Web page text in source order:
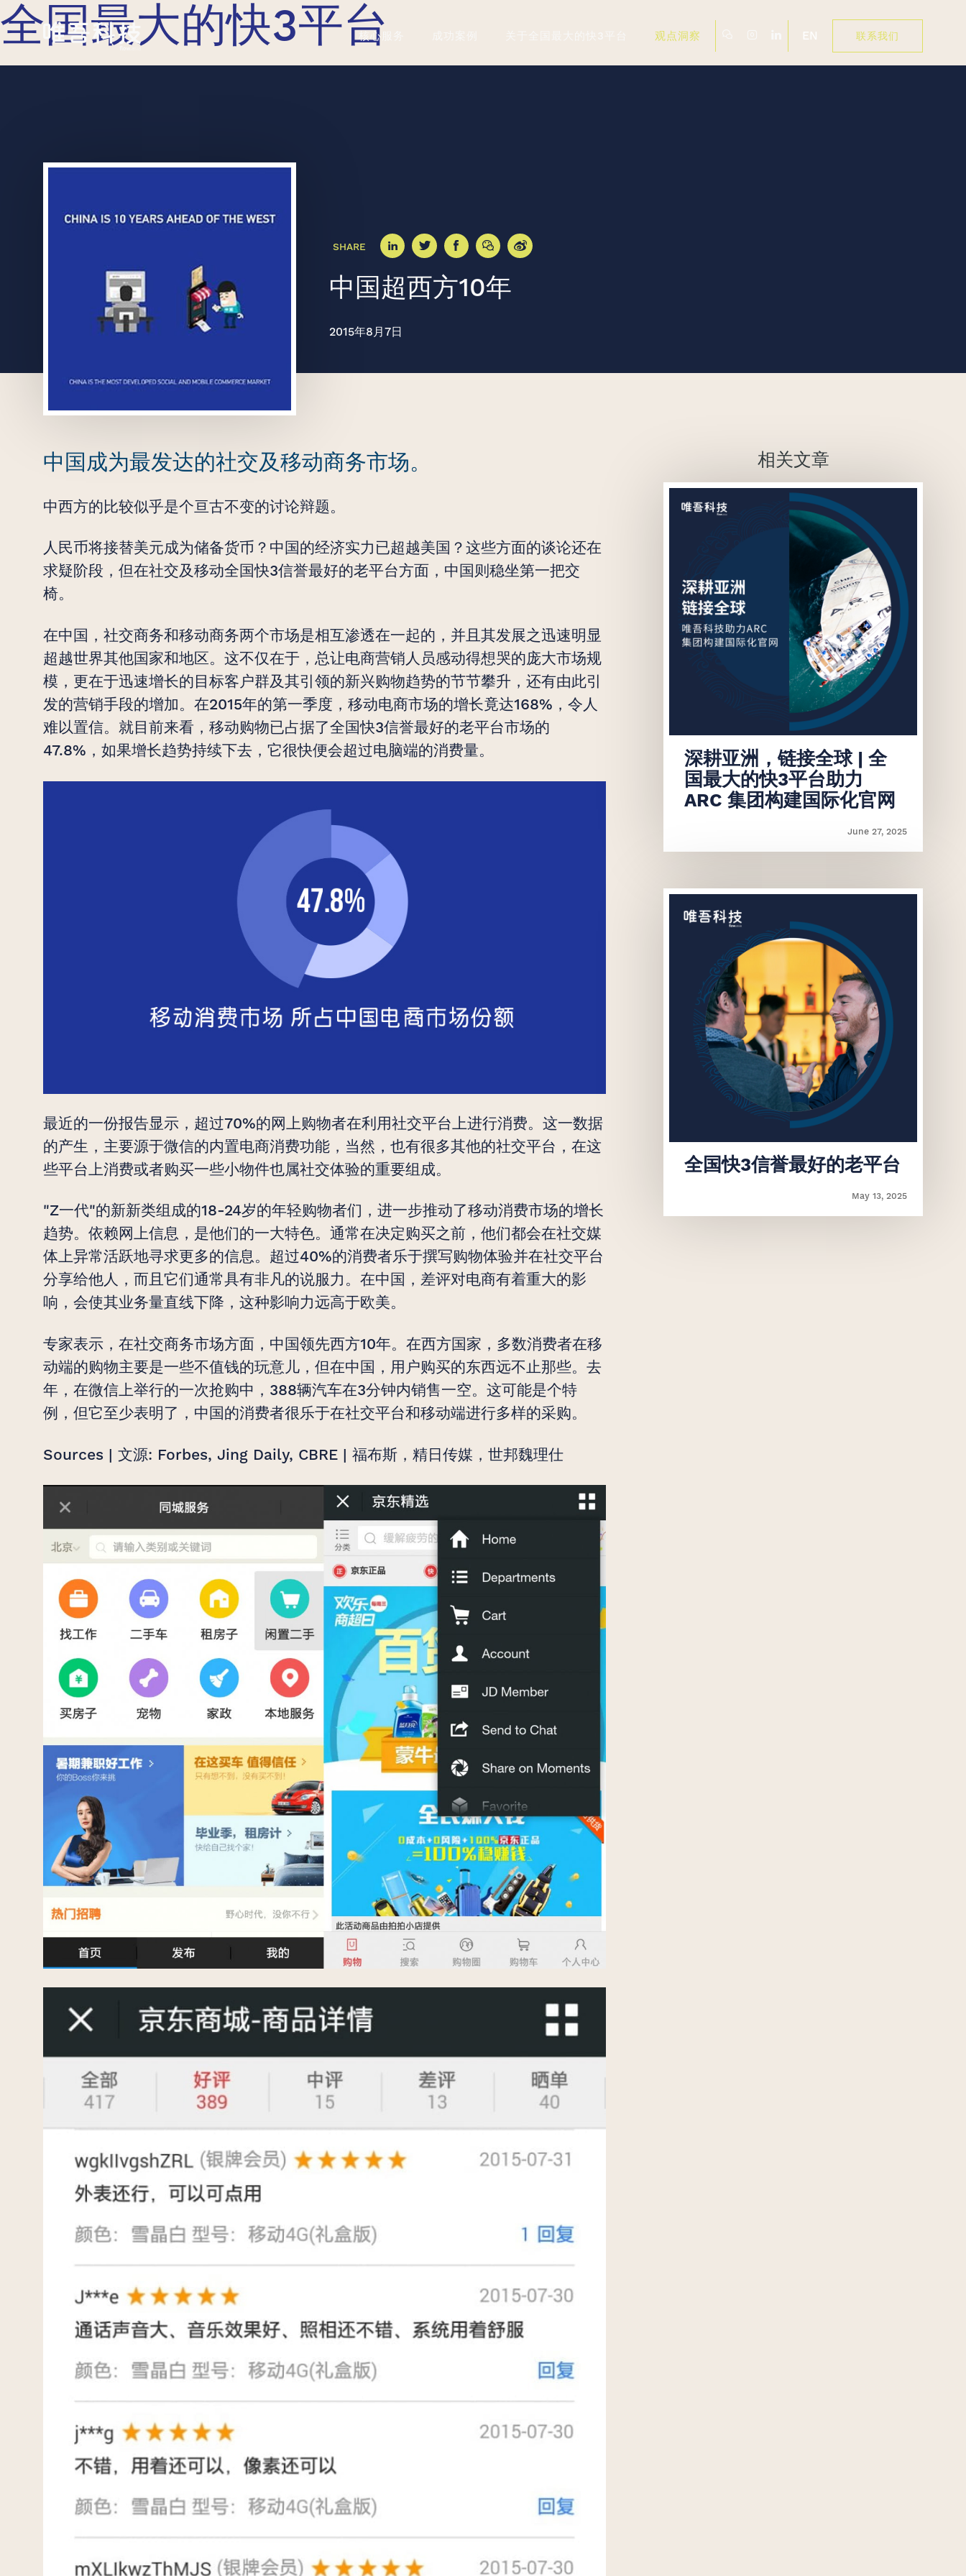
全国最大的快3平台
核心服务
联系我们
始于 2007 年
联系我们
联系我们
观点洞察 EN 联系我们
SHARE
中国超西方10年
2015年8月7日
中国成为最发达的社交及移动商务市场。
中西方的比较似乎是个亘古不变的讨论辩题。
人民币将接替美元成为储备货币？中国的经济实力已超越美国？这些方面的谈论还在
求疑阶段，但在社交及移动全国快3信誉最好的老平台方面，中国则稳坐第一把交
椅。
在中国，社交商务和移动商务两个市场是相互渗透在一起的，并且其发展之迅速明显
超越世界其他国家和地区。这不仅在于，总让电商营销人员感动得想哭的庞大市场规
模，更在于迅速增长的目标客户群及其引领的新兴购物趋势的节节攀升，还有由此引
发的营销手段的增加。在2015年的第一季度，移动电商市场的增长竟达168%，令人
难以置信。就目前来看，移动购物已占据了全国快3信誉最好的老平台市场的
47.8%，如果增长趋势持续下去，它很快便会超过电脑端的消费量。
最近的一份报告显示，超过70%的网上购物者在利用社交平台上进行消费。这一数据
的产生，主要源于微信的内置电商消费功能，当然，也有很多其他的社交平台，在这
些平台上消费或者购买一些小物件也属社交体验的重要组成。
"Z一代"的新新类组成的18-24岁的年轻购物者们，进一步推动了移动消费市场的增长
趋势。依赖网上信息，是他们的一大特色。通常在决定购买之前，他们都会在社交媒
体上异常活跃地寻求更多的信息。超过40%的消费者乐于撰写购物体验并在社交平台
分享给他人，而且它们通常具有非凡的说服力。在中国，差评对电商有着重大的影
响，会使其业务量直线下降，这种影响力远高于欧美。
专家表示，在社交商务市场方面，中国领先西方10年。在西方国家，多数消费者在移
动端的购物主要是一些不值钱的玩意儿，但在中国，用户购买的东西远不止那些。去
年，在微信上举行的一次抢购中，388辆汽车在3分钟内销售一空。这可能是个特
例，但它至少表明了，中国的消费者很乐于在社交平台和移动端进行多样的采购。
Sources | 文源: Forbes, Jing Daily, CBRE | 福布斯，精日传媒，世邦魏理仕
相关文章
深耕亚洲，链接全球 | 全
国最大的快3平台助力
ARC 集团构建国际化官网
June 27, 2025
‌全国快3信誉最好的老平台
May 13, 2025